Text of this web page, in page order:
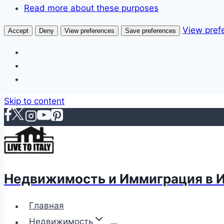
Read more about these purposes
Accept Deny View preferences Save preferences View
Skip to content
Недвижимость и Иммиграция в
Главная
Недвижимость